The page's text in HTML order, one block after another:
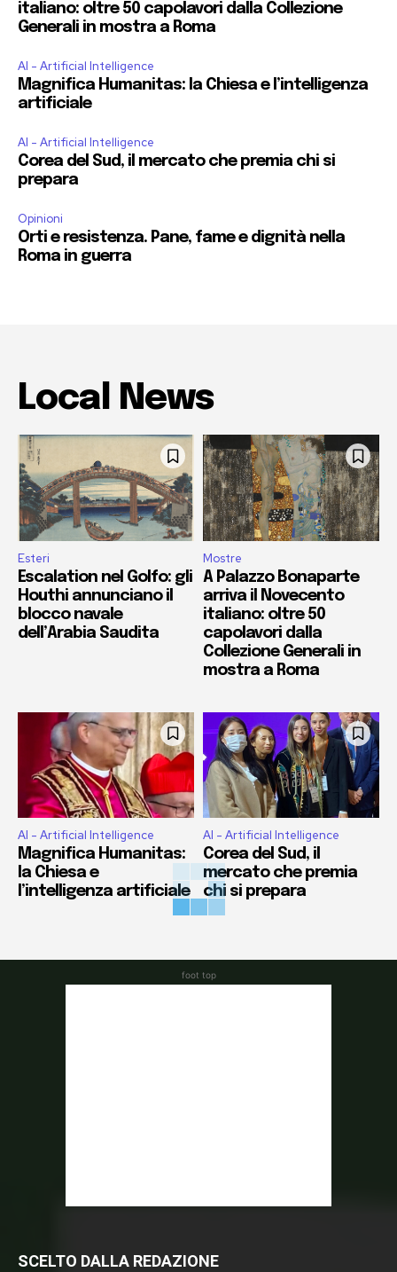
italiano: oltre 50 capolavori dalla Collezione
Generali in mostra a Roma
AI - Artificial Intelligence
Magnifica Humanitas: la Chiesa e l’intelligenza
artificiale
AI - Artificial Intelligence
Corea del Sud, il mercato che premia chi si
prepara
Opinioni
Orti e resistenza. Pane, fame e dignità nella
Roma in guerra
Local News
Esteri
Escalation nel Golfo: gli
Houthi annunciano il
blocco navale
dell’Arabia Saudita
Mostre
A Palazzo Bonaparte
arriva il Novecento
italiano: oltre 50
capolavori dalla
Collezione Generali in
mostra a Roma
AI - Artificial Intelligence
Magnifica Humanitas:
la Chiesa e
l’intelligenza artificiale
AI - Artificial Intelligence
Corea del Sud, il
mercato che premia
chi si prepara
foot top
SCELTO DALLA REDAZIONE